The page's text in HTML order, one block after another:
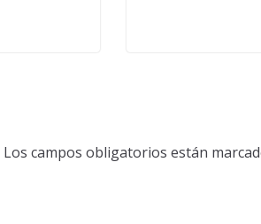
Los campos obligatorios están